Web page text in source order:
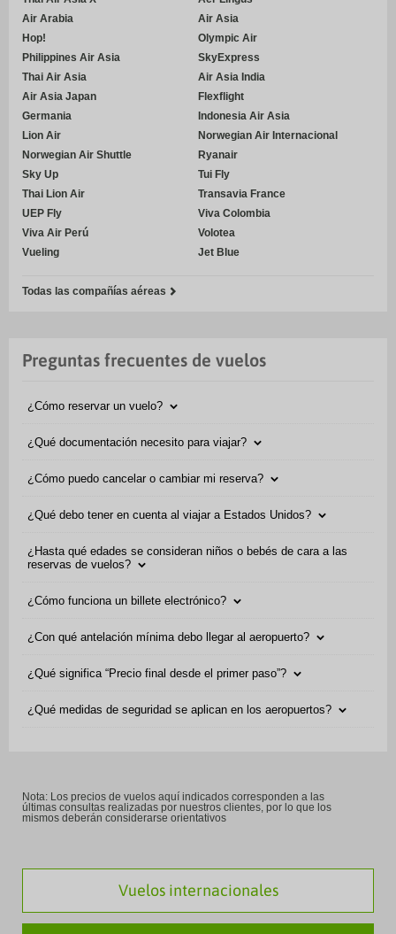
Air Arabia
Air Asia
Hop!
Olympic Air
Philippines Air Asia
SkyExpress
Thai Air Asia
Air Asia India
Air Asia Japan
Flexflight
Germania
Indonesia Air Asia
Lion Air
Norwegian Air Internacional
Norwegian Air Shuttle
Ryanair
Sky Up
Tui Fly
Thai Lion Air
Transavia France
UEP Fly
Viva Colombia
Viva Air Perú
Volotea
Vueling
Jet Blue
Todas las compañías aéreas
Preguntas frecuentes de vuelos
¿Cómo reservar un vuelo?
¿Qué documentación necesito para viajar?
¿Cómo puedo cancelar o cambiar mi reserva?
¿Qué debo tener en cuenta al viajar a Estados Unidos?
¿Hasta qué edades se consideran niños o bebés de cara a las
reservas de vuelos?
¿Cómo funciona un billete electrónico?
¿Con qué antelación mínima debo llegar al aeropuerto?
¿Qué significa “Precio final desde el primer paso”?
¿Qué medidas de seguridad se aplican en los aeropuertos?
Nota: Los precios de vuelos aquí indicados corresponden a las
últimas consultas realizadas por nuestros clientes, por lo que los
mismos deberán considerarse orientativos
Vuelos internacionales